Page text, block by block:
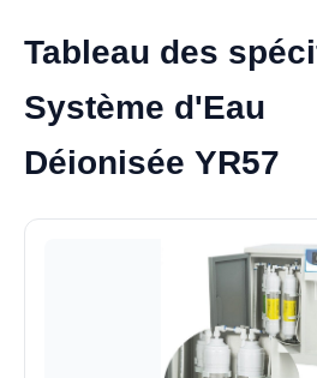
Tableau des
Système d'Eau
Déionisée YR57